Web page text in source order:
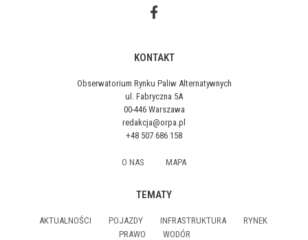
KONTAKT
Obserwatorium Rynku Paliw Alternatywnych
ul. Fabryczna 5A
00-446 Warszawa
redakcja@orpa.pl
+48 507 686 158
O NAS MAPA
TEMATY
AKTUALNOŚCI POJAZDY INFRASTRUKTURA
RYNEK
PRAWO
WODÓR